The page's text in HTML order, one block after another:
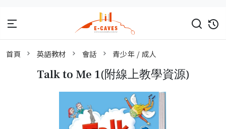
首頁 英語教材 會話 青少年 / 成人
Talk to Me 1(附線上教學資源)